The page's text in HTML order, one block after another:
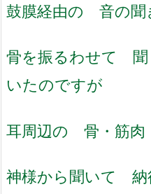
鼓膜経由の 音の聞
骨を振るわせて 聞
いたのですが
耳周辺の 骨・筋肉
神様から聞いて 納